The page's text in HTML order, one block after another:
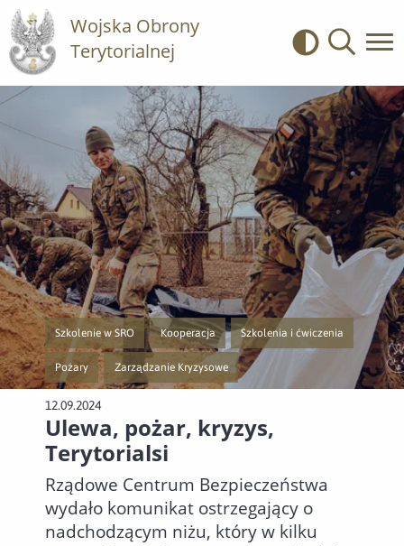
Wojska Obrony
Terytorialnej
Kontrast
Szkolenie w SRO
Przejście do nowej strony z listą publikacji o kategorii Szkolenie w SRO
Kooperacja
Przejście do nowej strony z listą publikacji o
Szkolenia i ćwiczenia
Przejście do nowej strony z listą
Pożary
Przejście do nowej strony z listą publikacji o kategorii Pożary
Zarządzanie Kryzysowe
Przejście do nowej strony z listą publikacji o kategorii
12.09.2024
Ulewa, pożar, kryzys,
Terytorialsi
Rządowe Centrum Bezpieczeństwa
wydało komunikat ostrzegający o
nadchodzącym niżu, który w kilku